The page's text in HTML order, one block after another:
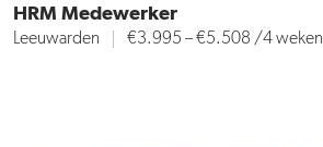
HRM Medewerker
Leeuwarden €3.995 – €5.508 /4 weken